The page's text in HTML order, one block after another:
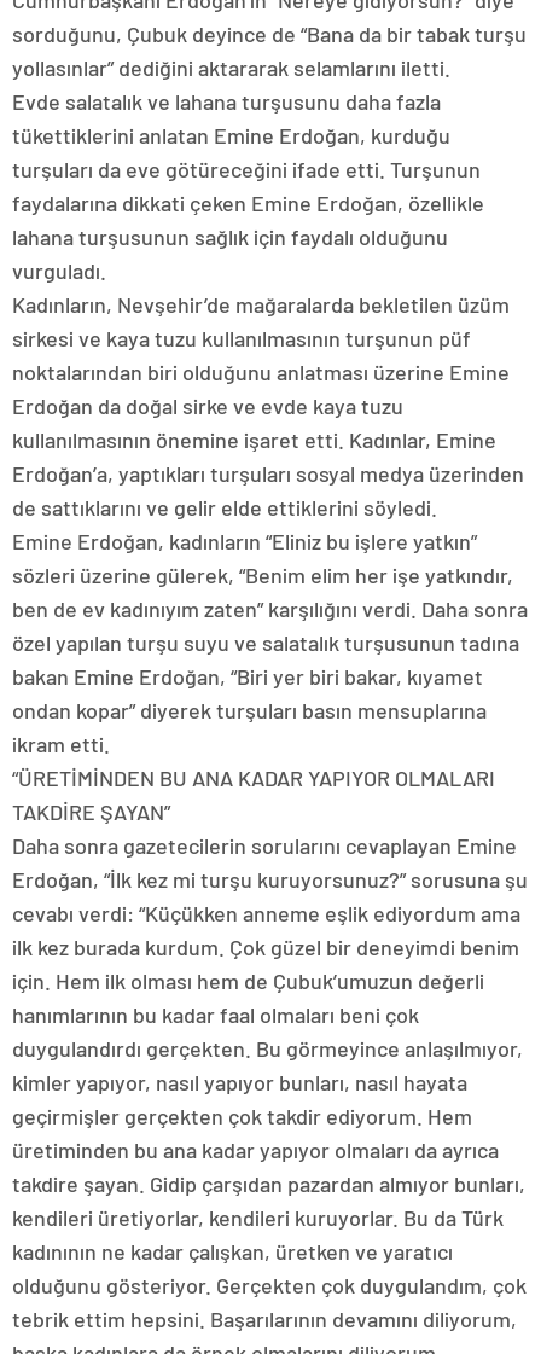
sorduğunu, Çubuk deyince de “Bana da bir tabak turşu
yollasınlar” dediğini aktararak selamlarını iletti.
Evde salatalık ve lahana turşusunu daha fazla
tükettiklerini anlatan Emine Erdoğan, kurduğu
turşuları da eve götüreceğini ifade etti. Turşunun
faydalarına dikkati çeken Emine Erdoğan, özellikle
lahana turşusunun sağlık için faydalı olduğunu
vurguladı.
Kadınların, Nevşehir’de mağaralarda bekletilen üzüm
sirkesi ve kaya tuzu kullanılmasının turşunun püf
noktalarından biri olduğunu anlatması üzerine Emine
Erdoğan da doğal sirke ve evde kaya tuzu
kullanılmasının önemine işaret etti. Kadınlar, Emine
Erdoğan’a, yaptıkları turşuları sosyal medya üzerinden
de sattıklarını ve gelir elde ettiklerini söyledi.
Emine Erdoğan, kadınların “Eliniz bu işlere yatkın”
sözleri üzerine gülerek, “Benim elim her işe yatkındır,
ben de ev kadınıyım zaten” karşılığını verdi. Daha sonra
özel yapılan turşu suyu ve salatalık turşusunun tadına
bakan Emine Erdoğan, “Biri yer biri bakar, kıyamet
ondan kopar” diyerek turşuları basın mensuplarına
ikram etti.
“ÜRETİMİNDEN BU ANA KADAR YAPIYOR OLMALARI
TAKDİRE ŞAYAN”
Daha sonra gazetecilerin sorularını cevaplayan Emine
Erdoğan, “İlk kez mi turşu kuruyorsunuz?” sorusuna şu
cevabı verdi: “Küçükken anneme eşlik ediyordum ama
ilk kez burada kurdum. Çok güzel bir deneyimdi benim
için. Hem ilk olması hem de Çubuk’umuzun değerli
hanımlarının bu kadar faal olmaları beni çok
duygulandırdı gerçekten. Bu görmeyince anlaşılmıyor,
kimler yapıyor, nasıl yapıyor bunları, nasıl hayata
geçirmişler gerçekten çok takdir ediyorum. Hem
üretiminden bu ana kadar yapıyor olmaları da ayrıca
takdire şayan. Gidip çarşıdan pazardan almıyor bunları,
kendileri üretiyorlar, kendileri kuruyorlar. Bu da Türk
kadınının ne kadar çalışkan, üretken ve yaratıcı
olduğunu gösteriyor. Gerçekten çok duygulandım, çok
tebrik ettim hepsini. Başarılarının devamını diliyorum,